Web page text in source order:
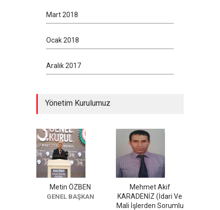
Mart 2018
Ocak 2018
Aralık 2017
Yönetim Kurulumuz
Metin ÖZBEN
GENEL BAŞKAN
Mehmet Akif
KARADENİZ (İdari Ve
Mali İşlerden Sorumlu